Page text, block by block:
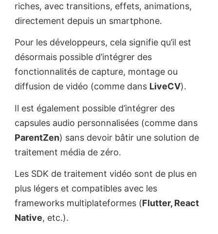
riches, avec transitions, effets, animations,
directement depuis un smartphone.
Pour les développeurs, cela signifie qu’il est
désormais possible d’intégrer des
fonctionnalités de capture, montage ou
diffusion de vidéo (comme dans LiveCV).
Il est également possible d’intégrer des
capsules audio personnalisées (comme dans
ParentZen) sans devoir bâtir une solution de
traitement média de zéro.
Les SDK de traitement vidéo sont de plus en
plus légers et compatibles avec les
frameworks multiplateformes (Flutter, React
Native, etc.).